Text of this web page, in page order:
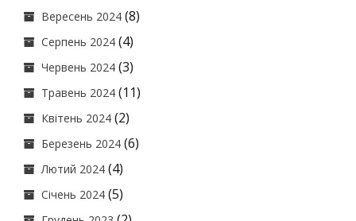
Вересень 2024 (8)
Серпень 2024 (4)
Червень 2024 (3)
Травень 2024 (11)
Квітень 2024 (2)
Березень 2024 (6)
Лютий 2024 (4)
Січень 2024 (5)